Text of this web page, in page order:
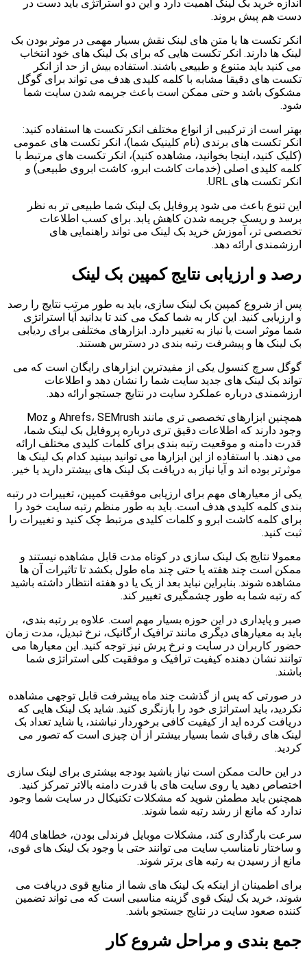
اندازه خرید بک لینک اهمیت دارد و این دو استراتژی باید دست در
دست هم پیش بروند.
انکر تکست ها یا متن های لینک نقش بسیار مهمی در موثر بودن بک
لینک ها دارند. انکر تکست هایی که برای بک لینک های خود انتخاب
می کنید باید متنوع و طبیعی باشند. استفاده بیش از حد از انکر
تکست های دقیقا مشابه با کلمه کلیدی هدف می تواند برای گوگل
مشکوک باشد و حتی ممکن است باعث جریمه شدن سایت شما
شود.
بهتر است از ترکیبی از انواع مختلف انکر تکست ها استفاده کنید:
انکر تکست های برندی (نام کلینیک شما)، انکر تکست های عمومی
(کلیک کنید، اینجا بخوانید، مشاهده کنید)، انکر تکست های مرتبط با
کلمه کلیدی اصلی (خدمات کاشت ابرو، کاشت ابروی طبیعی) و
انکر تکست های URL.
این تنوع باعث می شود پروفایل بک لینک شما طبیعی تر به نظر
برسد و ریسک جریمه شدن کاهش یابد. برای کسب اطلاعات
تخصصی تر، آموزش خرید بک لینک می تواند راهنمایی های
ارزشمندی ارائه دهد.
رصد و ارزیابی نتایج کمپین بک لینک
پس از شروع کمپین بک لینک سازی، باید به طور مرتب نتایج را رصد
و ارزیابی کنید. این کار به شما کمک می کند تا بدانید آیا استراتژی
شما موثر است یا نیاز به تغییر دارد. ابزارهای مختلفی برای ردیابی
بک لینک ها و پیشرفت رتبه بندی در دسترس هستند.
گوگل سرچ کنسول یکی از مفیدترین ابزارهای رایگان است که می
تواند بک لینک های جدید سایت شما را نشان دهد و اطلاعات
ارزشمندی درباره عملکرد سایت در نتایج جستجو ارائه دهد.
همچنین ابزارهای تخصصی تری مانند Ahrefs، SEMrush و Moz
وجود دارند که اطلاعات دقیق تری درباره پروفایل بک لینک شما،
قدرت دامنه و موقعیت رتبه بندی برای کلمات کلیدی مختلف ارائه
می دهند. با استفاده از این ابزارها می توانید ببینید کدام بک لینک ها
موثرتر بوده اند و آیا نیاز به دریافت بک لینک های بیشتر دارید یا خیر.
یکی از معیارهای مهم برای ارزیابی موفقیت کمپین، تغییرات در رتبه
بندی کلمه کلیدی هدف است. باید به طور منظم رتبه سایت خود را
برای کلمه کاشت ابرو و کلمات کلیدی مرتبط چک کنید و تغییرات را
ثبت کنید.
معمولا نتایج بک لینک سازی در کوتاه مدت قابل مشاهده نیستند و
ممکن است چند هفته یا حتی چند ماه طول بکشد تا تاثیرات آن ها
مشاهده شوند. بنابراین نباید بعد از یک یا دو هفته انتظار داشته باشید
که رتبه شما به طور چشمگیری تغییر کند.
صبر و پایداری در این حوزه بسیار مهم است. علاوه بر رتبه بندی،
باید به معیارهای دیگری مانند ترافیک ارگانیک، نرخ تبدیل، مدت زمان
حضور کاربران در سایت و نرخ پرش نیز توجه کنید. این معیارها می
توانند نشان دهنده کیفیت ترافیک و موفقیت کلی استراتژی شما
باشند.
در صورتی که پس از گذشت چند ماه پیشرفت قابل توجهی مشاهده
نکردید، باید استراتژی خود را بازنگری کنید. شاید بک لینک هایی که
دریافت کرده اید از کیفیت کافی برخوردار نباشند، یا شاید تعداد بک
لینک های رقبای شما بسیار بیشتر از آن چیزی است که تصور می
کردید.
در این حالت ممکن است نیاز باشید بودجه بیشتری برای لینک سازی
اختصاص دهید یا روی سایت های با قدرت دامنه بالاتر تمرکز کنید.
همچنین باید مطمئن شوید که مشکلات تکنیکال در سایت شما وجود
ندارد که مانع از رشد رتبه شما شوند.
سرعت بارگذاری کند، مشکلات موبایل فرندلی بودن، خطاهای 404
و ساختار نامناسب سایت می توانند حتی با وجود بک لینک های قوی،
مانع از رسیدن به رتبه های برتر شوند.
برای اطمینان از اینکه بک لینک های شما از منابع قوی دریافت می
شوند، خرید بک لینک قوی گزینه مناسبی است که می تواند تضمین
کننده صعود سایت در نتایج جستجو باشد.
جمع بندی و مراحل شروع کار